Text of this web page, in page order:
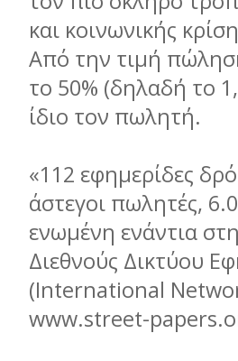
και κοινωνικής
Από την τιμή
το 50% (δηλαδή το
ίδιο τον πωλητή.
«112 εφημερίδες
άστεγοι πωλητές,
ενωμένη ενάντια
Διεθνούς Δικτύου
(International
www.street-